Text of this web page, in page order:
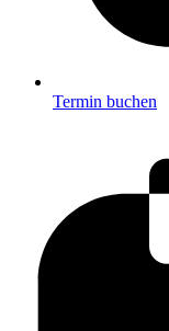
Termin buchen